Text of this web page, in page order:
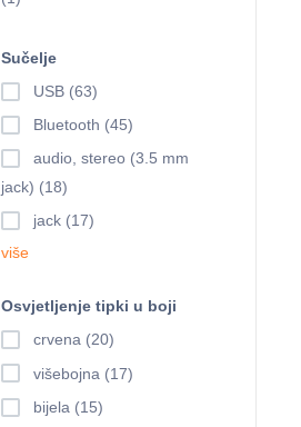
Sučelje
USB (63)
Bluetooth (45)
audio, stereo (3.5 mm
jack) (18)
jack (17)
više
Osvjetljenje tipki u boji
crvena (20)
višebojna (17)
bijela (15)